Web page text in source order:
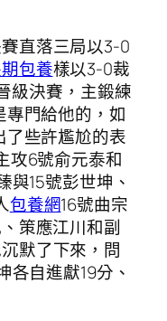
直落三局以3-0
包養樣以3-0裁
級決賽，主鍛練
專門給他的，如
了些許尷尬的表
攻6號俞元泰和
與15號彭世坤、
包養網16號曲宗
策應江川和副
默了下來，問
各自進獻19分、